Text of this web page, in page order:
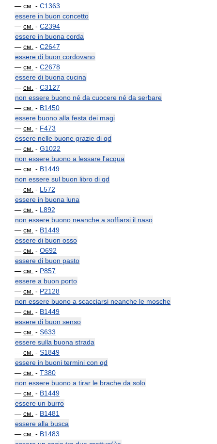
— см. - C1363
essere in buon concetto
— см. - C2394
essere in buona corda
— см. - C2647
essere di buon cordovano
— см. - C2678
essere di buona cucina
— см. - C3127
non essere buono né da cuocere né da serbare
— см. - B1450
essere buono alla festa dei magi
— см. - F473
essere nelle buone grazie di qd
— см. - G1022
non essere buono a lessare l'acqua
— см. - B1449
non essere sul buon libro di qd
— см. - L572
essere in buona luna
— см. - L892
non essere buono neanche a soffiarsi il naso
— см. - B1449
essere di buon osso
— см. - O692
essere di buon pasto
— см. - P857
essere a buon porto
— см. - P2128
non essere buono a scacciarsi neanche le mosche
— см. - B1449
essere di buon senso
— см. - S633
essere sulla buona strada
— см. - S1849
essere in buoni termini con qd
— см. - T380
non essere buono a tirar le brache da solo
— см. - B1449
essere un burro
— см. - B1481
essere alla busca
— см. - B1483